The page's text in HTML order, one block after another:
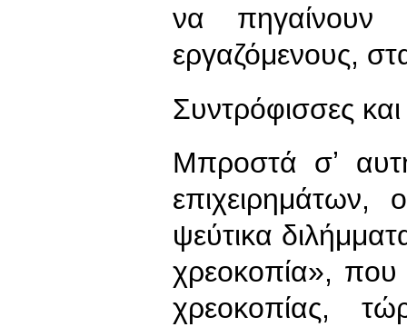
να πηγαίνουν
εργαζόμενους,
Συντρόφισσες
Μπροστά σʼ
επιχειρημάτων,
ψεύτικα
χρεοκοπία», που
χρεοκοπίας,